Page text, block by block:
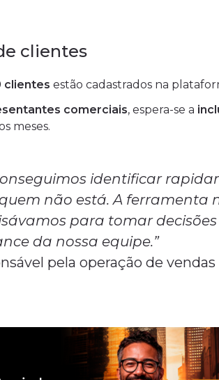
clientes
clientes estão cadastrados na
comerciais, espera-se a
meses.
identificar
não está. A ferramenta
para tomar
da nossa equipe.”
pela operação de vendas